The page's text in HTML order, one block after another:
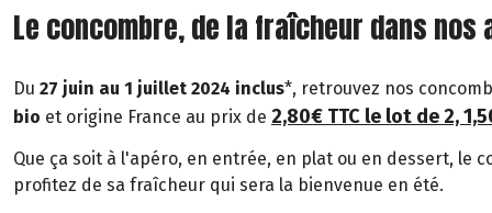
Le concombre, de la fraîcheur dans
Du 27 juin au 1 juillet 2024 inclus*, retrouvez nos
bio et origine France au prix de 2,80€ TTC le lot de 2,
Que ça soit à l'apéro, en entrée, en plat ou en dessert, le
profitez de sa fraîcheur qui sera la bienvenue en été.